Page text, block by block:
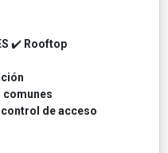
✔️ Rooftop
comunes
de acceso